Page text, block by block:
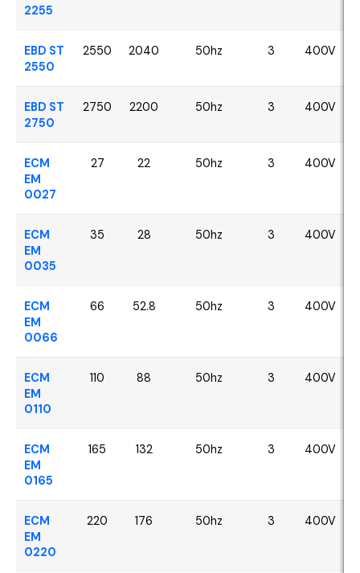
2255
EBD ST
2550
2550 2040 50hz 3 400V
EBD ST
2750
2750 2200 50hz 3 400V
ECM
EM
0027
27 22 50hz 3 400V
ECM
EM
0035
35 28 50hz 3 400V
ECM
EM
0066
66 52.8 50hz 3 400V
ECM
EM
0110
110 88 50hz 3 400V
ECM
EM
0165
165 132 50hz 3 400V
ECM
EM
0220
220 176 50hz 3 400V